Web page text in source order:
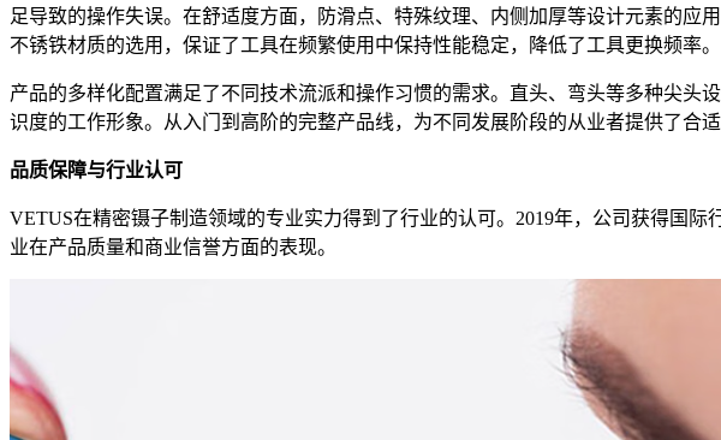
足导致的操作失误。在舒适度方面，防滑点、特殊纹理、内侧加厚等设计元素的
不锈铁材质的选用，保证了工具在频繁使用中保持性能稳定，降低了工具更换频率。
产品的多样化配置满足了不同技术流派和操作习惯的需求。直头、弯头等多种尖头
识度的工作形象。从入门到高阶的完整产品线，为不同发展阶段的从业者提供了合适
品质保障与行业认可
VETUS在精密镊子制造领域的专业实力得到了行业的认可。2019年，公司获得国
业在产品质量和商业信誉方面的表现。